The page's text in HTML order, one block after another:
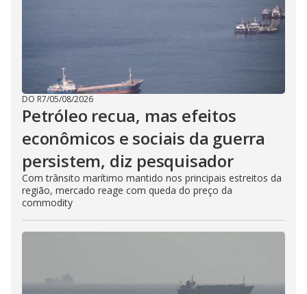
DO R7/05/08/2026
Petróleo recua, mas efeitos
econômicos e sociais da guerra
persistem, diz pesquisador
Com trânsito marítimo mantido nos principais estreitos da
região, mercado reage com queda do preço da
commodity